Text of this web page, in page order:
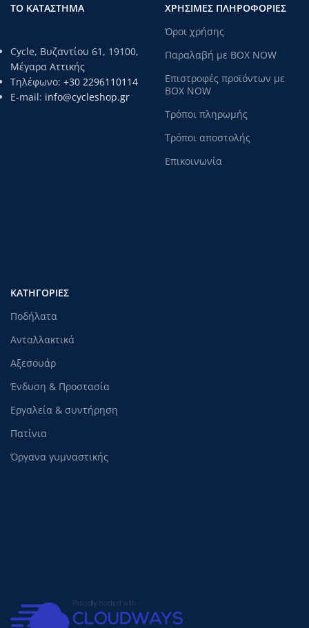
ΤΟ ΚΑΤΑΣΤΗΜΑ
Cycle, Βυζαντίου 61, 19100,
Μέγαρα Αττικής
Τηλέφωνο: +30 2296110114
E-mail: info@cycleshop.gr
ΧΡΗΣΙΜΕΣ ΠΛΗΡΟΦΟΡΙΕΣ
Όροι χρήσης
Παραλαβή με BOX NOW
Επιστροφές προϊόντων με
BOX NOW
Τρόποι πληρωμής
Τρόποι αποστολής
Επικοινωνία
ΚΑΤΗΓΟΡΊΕΣ
Ποδήλατα
Ανταλλακτικά
Αξεσουάρ
Ένδυση & Προστασία
Εργαλεία & συντήρηση
Πατίνια
Όργανα γυμναστικής